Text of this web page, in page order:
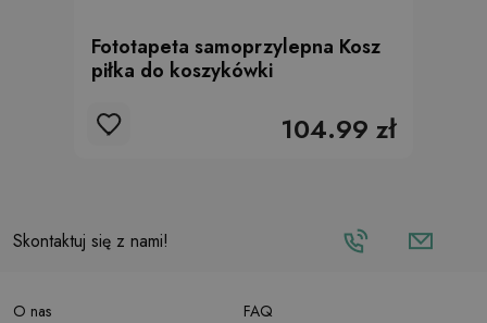
Fototapeta samoprzylepna Kosz
piłka do koszykówki
104.99 zł
Skontaktuj się z nami!
O nas FAQ